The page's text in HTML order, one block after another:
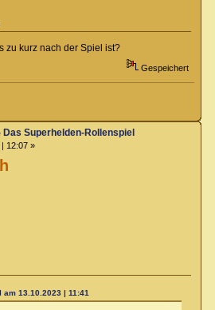
zu kurz nach der Spiel ist?
Gespeichert
Superhelden-Rollenspiel
12:07 »
13.10.2023 | 11:41